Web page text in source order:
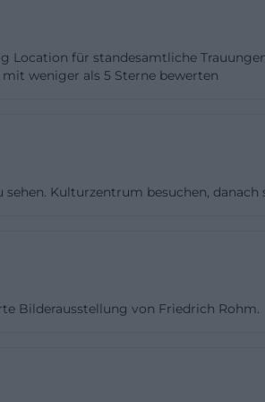
Raum ist mit einer großen Bühne
einen schönen Hintergrund
Eindruck ist dabei kein
Location für standesamtliche
weniger als 5 Sterne bewerten
Kulturzentrum besuchen,
Bilderausstellung von Friedrich Rohm.